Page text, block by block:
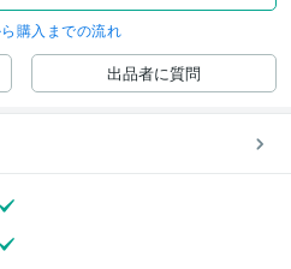
購入までの流れ
出品者に質問